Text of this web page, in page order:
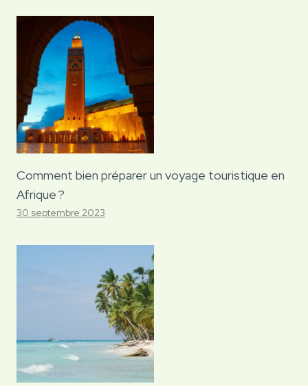
Comment bien préparer un voyage touristique en
Afrique ?
30 septembre 2023